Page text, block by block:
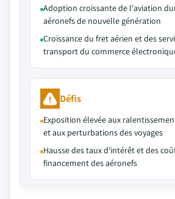
Adoption croissante de l'aviation
aéronefs de nouvelle génération
Croissance du fret aérien et des
transport du commerce
Défis
Exposition élevée aux
et aux perturbations des voyages
Hausse des taux d'intérêt et des
financement des aéronefs